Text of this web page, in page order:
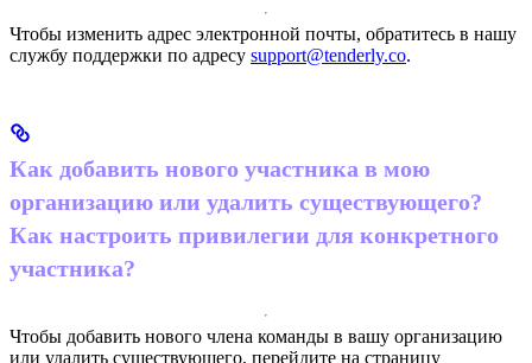
Чтобы изменить адрес электронной почты, обратитесь в нашу
службу поддержки по адресу support@tenderly.co.
Как добавить нового участника в мою
организацию или удалить существующего?
Как настроить привилегии для конкретного
участника?
Чтобы добавить нового члена команды в вашу организацию
или удалить существующего, перейдите на страницу